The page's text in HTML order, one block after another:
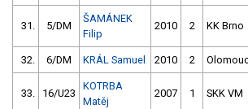
31. 5/DM
ŠAMÁNEK
Filip
2010 2 KK Brno
32. 6/DM KRÁL Samuel 2010 2
33. 16/U23
KOTRBA
Matěj
2007 1 SKK VM